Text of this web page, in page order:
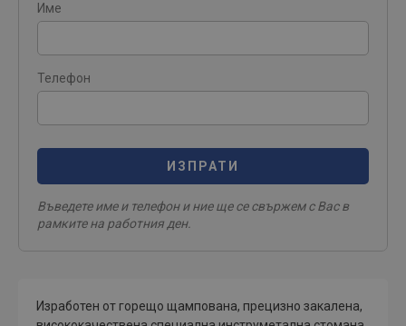
Име
Телефон
ИЗПРАТИ
Въведете име и телефон и ние ще се свържем с Вас в
рамките на работния ден.
Изработен от горещо щампована, прецизно закалена,